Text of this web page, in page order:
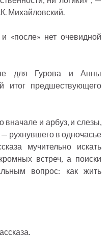
Михайловский.
«после» нет очевидной
для Гурова и Анны
итог предшествующего
и арбуз, и слезы,
рухнувшего в одночасье
мучительно искать
встреч, а поиски
вопрос: как жить